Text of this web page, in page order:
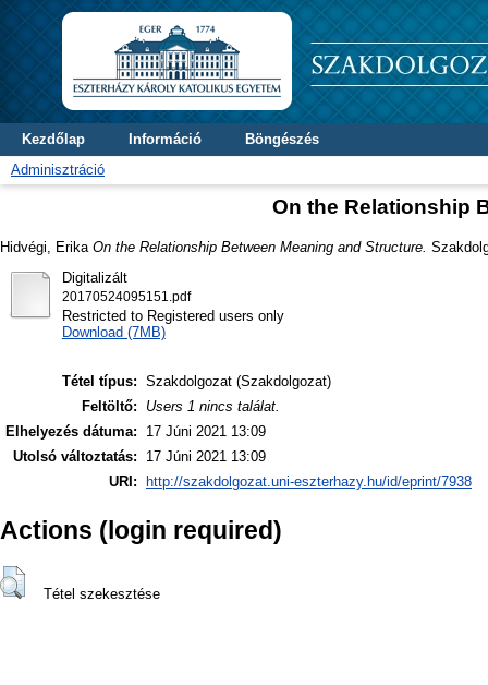
Kezdőlap Információ
Böngészés
Adminisztráció
On the Relationship
Hidvégi, Erika On the Relationship Between Meaning and Structure.
Digitalizált
20170524095151.pdf
Restricted to Registered users only
Download (7MB)
Tétel típus: Szakdolgozat (Szakdolgozat)
Feltöltő:
Users 1 nincs találat.
Elhelyezés dátuma:
17 Júni 2021 13:09
Utolsó változtatás:
17 Júni 2021 13:09
URI:
http://szakdolgozat.uni-eszterhazy.hu/id/eprint/7938
Actions (login required)
Tétel szekesztése